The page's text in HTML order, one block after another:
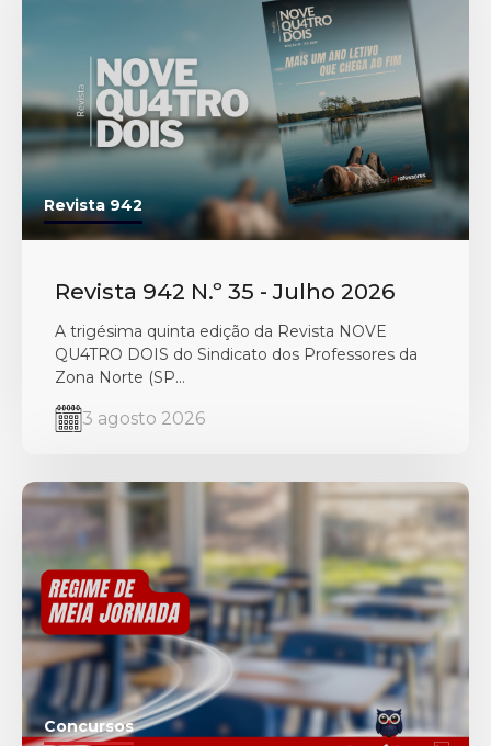
Revista 942
Revista 942 N.º 35 - Julho 2026
A trigésima quinta edição da Revista NOVE
QU4TRO DOIS do Sindicato dos Professores da
Zona Norte (SP...
3 agosto 2026
Concursos